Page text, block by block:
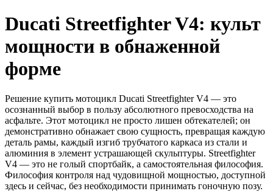
Ducati Streetfighter V4: культ
мощности в обнаженной
форме
Решение купить мотоцикл Ducati Streetfighter V4 — это
осознанный выбор в пользу абсолютного превосходства на
асфальте. Этот мотоцикл не просто лишен обтекателей; он
демонстративно обнажает свою сущность, превращая каждую
деталь рамы, каждый изгиб трубчатого каркаса из стали и
алюминия в элемент устрашающей скульптуры. Streetfighter
V4 — это не голый спортбайк, а самостоятельная философия.
Философия контроля над чудовищной мощностью, доступной
здесь и сейчас, без необходимости принимать гоночную позу.